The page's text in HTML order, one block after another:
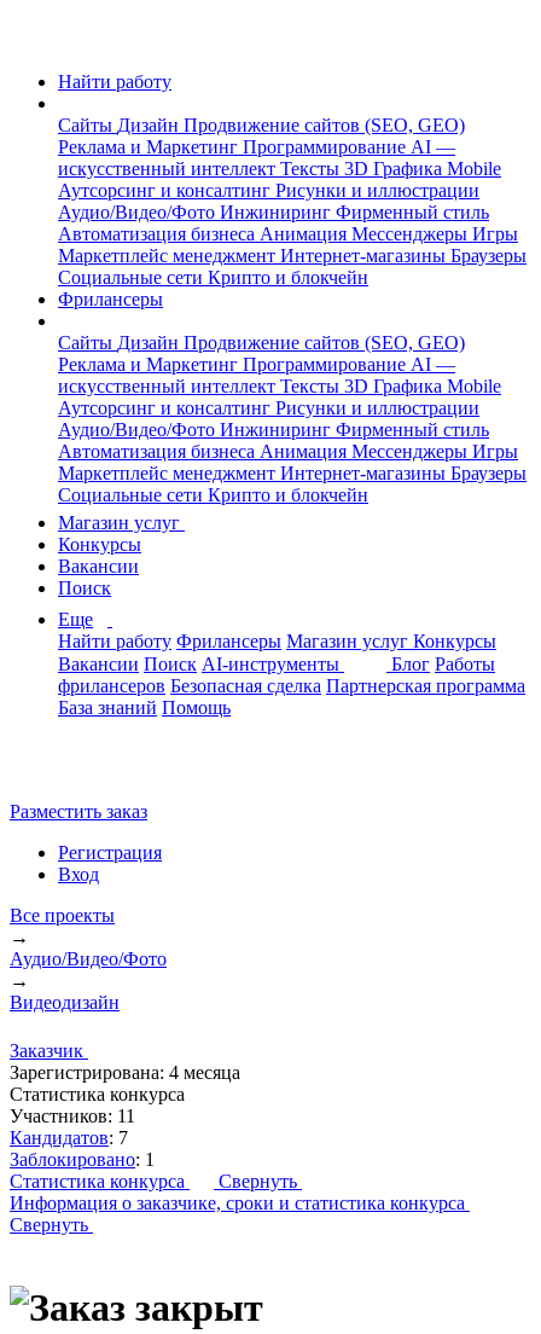
Найти работу
Сайты Дизайн Продвижение сайтов (SEO, GEO)
Реклама и Маркетинг Программирование AI —
искусственный интеллект Тексты 3D Графика Mobile
Аутсорсинг и консалтинг Рисунки и иллюстрации
Аудио/Видео/Фото Инжиниринг Фирменный стиль
Автоматизация бизнеса Анимация Мессенджеры Игры
Маркетплейс менеджмент Интернет-магазины Браузеры
Социальные сети Крипто и блокчейн
Фрилансеры
Сайты Дизайн Продвижение сайтов (SEO, GEO)
Реклама и Маркетинг Программирование AI —
искусственный интеллект Тексты 3D Графика Mobile
Аутсорсинг и консалтинг Рисунки и иллюстрации
Аудио/Видео/Фото Инжиниринг Фирменный стиль
Автоматизация бизнеса Анимация Мессенджеры Игры
Маркетплейс менеджмент Интернет-магазины Браузеры
Социальные сети Крипто и блокчейн
Магазин услуг
Конкурсы
Вакансии
Поиск
Еще
Найти работу Фрилансеры Магазин услуг Конкурсы
Вакансии Поиск AI-инструменты Блог Работы
фрилансеров Безопасная сделка Партнерская программа
База знаний Помощь
Разместить заказ
Регистрация
Вход
Все проекты
→
Аудио/Видео/Фото
→
Видеодизайн
Заказчик
Зарегистрирована: 4 месяца
Статистика конкурса
Участников: 11
Кандидатов: 7
Заблокировано: 1
Статистика конкурса
Свернуть
Информация о заказчике, сроки и статистика конкурса
Свернуть